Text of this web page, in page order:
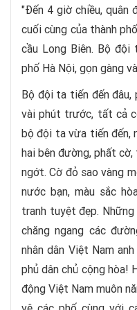
"Đến 4 giờ chiều, quân
cuối cùng của thành
cầu Long Biên. Bộ
phố Hà Nội, gọn gàng
Bộ đội ta tiến đến
vài phút trước, tất cả
bộ đội ta vừa tiến đến,
hai bên đường, phất
ngớt. Cờ đỏ sao vàng
nước bạn, màu sắc
tranh tuyệt đẹp.
chăng ngang các
nhân dân Việt Nam
phủ dân chủ cộng hòa!
động Việt Nam muôn